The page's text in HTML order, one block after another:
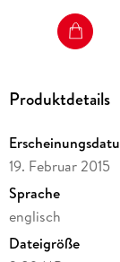
4) Light the Lamp
7) In the Zone
8) Holiday Hat
9) Comeback
Produktdetails
19. Februar 2015
Sprache
englisch
Dateigröße